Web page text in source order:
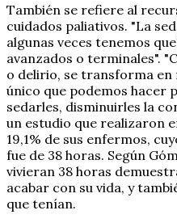
También se refiere al
cuidados paliativos. "La
algunas veces tenemos
avanzados o terminales".
o delirio, se transforma
único que podemos hacer
sedarles, disminuirles la
un estudio que realizaron
19,1% de sus enfermos,
fue de 38 horas. Según
vivieran 38 horas
acabar con su vida, y
que tenían.